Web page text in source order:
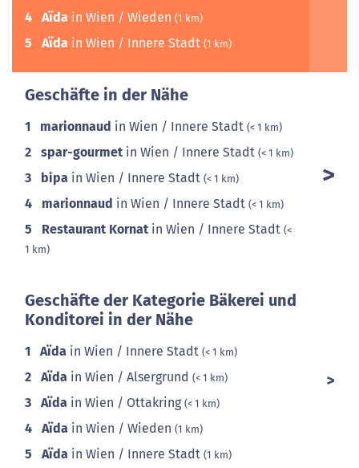
4 Aïda in Wien / Wieden (1 km)
5 Aïda in Wien / Innere Stadt (1 km)
Geschäfte in der Nähe
1 marionnaud in Wien / Innere Stadt (< 1 km)
2 spar-gourmet in Wien / Innere Stadt (< 1 km)
3 bipa in Wien / Innere Stadt (< 1 km)
4 marionnaud in Wien / Innere Stadt (< 1 km)
5 Restaurant Kornat in Wien / Innere Stadt (<
1 km)
Geschäfte der Kategorie Bäkerei und
Konditorei in der Nähe
1 Aïda in Wien / Innere Stadt (< 1 km)
2 Aïda in Wien / Alsergrund (< 1 km)
3 Aïda in Wien / Ottakring (< 1 km)
4 Aïda in Wien / Wieden (1 km)
5 Aïda in Wien / Innere Stadt (1 km)